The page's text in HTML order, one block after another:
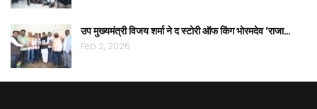
उप मुख्यमंत्री विजय शर्मा ने द स्टोरी ऑफ किंग भोरमदेव ‘राजा…
Feb 2, 2026